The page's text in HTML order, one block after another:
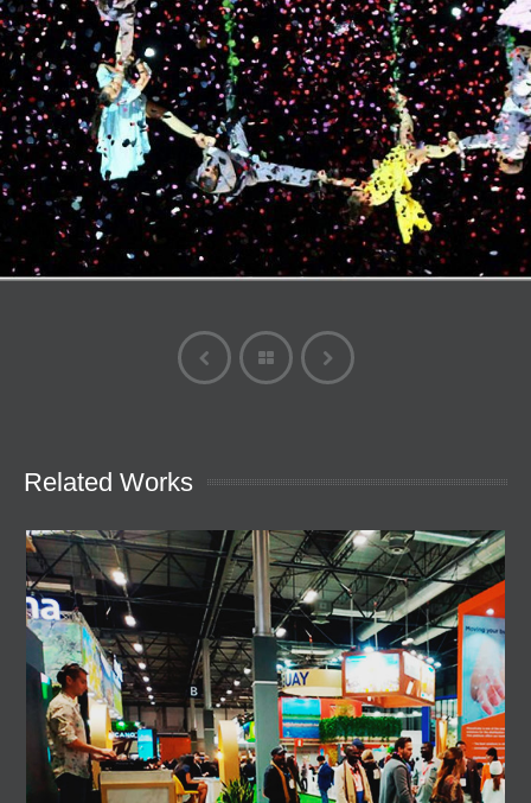
Related Works